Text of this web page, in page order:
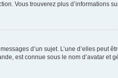
Vous trouverez plus d’informations
d’un sujet. L’une d’elles peut
est connue sous le nom d’avatar et